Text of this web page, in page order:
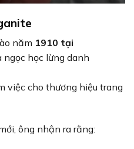
năm 1910 tại
ngọc học lừng danh
việc cho thương hiệu trang
ông nhận ra rằng: